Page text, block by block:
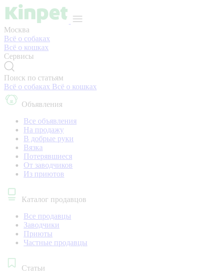
Москва
Всё о собаках
Всё о кошках
Сервисы
Поиск по статьям
Всё о собаках Всё о кошках
Объявления
Все объявления
На продажу
В добрые руки
Вязка
Потерявшиеся
От заводчиков
Из приютов
Каталог продавцов
Все продавцы
Заводчики
Приюты
Частные продавцы
Статьи